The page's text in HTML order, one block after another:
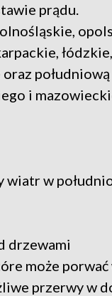
prądu.
łódzkie,
południową
i
wiatr w
drzewami
może
przerwy w